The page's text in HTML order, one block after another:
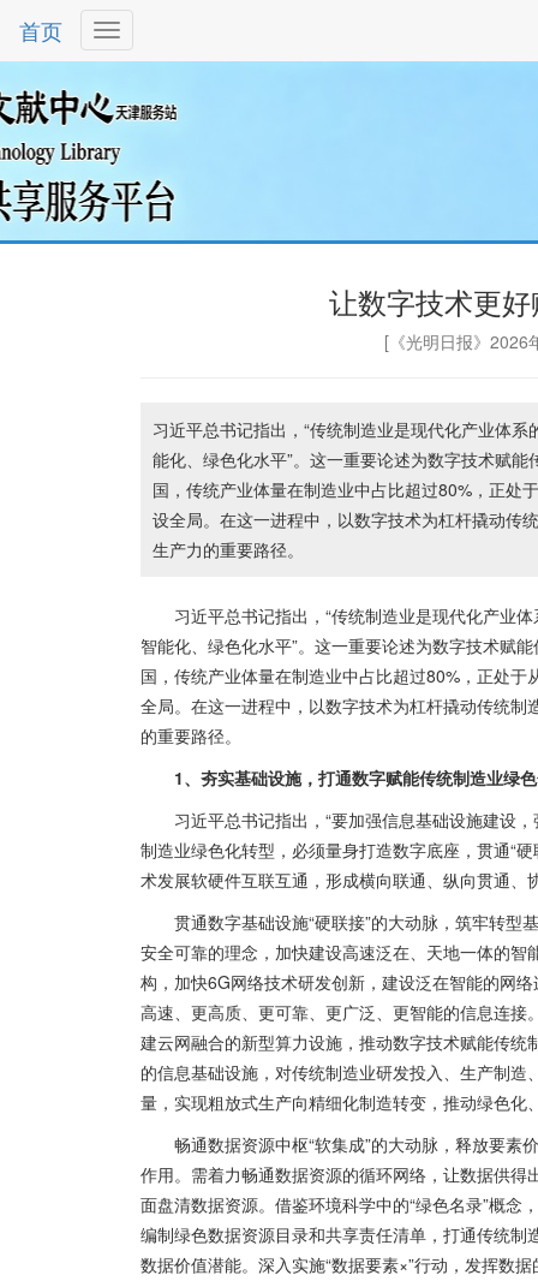
首页
让数字技术更
[《光明日报》2026
习近平总书记指出，“传统制造业是现代化产业体
能化、绿色化水平”。这一重要论述为数字技术赋
国，传统产业体量在制造业中占比超过80%，正处
设全局。在这一进程中，以数字技术为杠杆撬动传
生产力的重要路径。
习近平总书记指出，“传统制造业是现代化产业
智能化、绿色化水平”。这一重要论述为数字技术赋
国，传统产业体量在制造业中占比超过80%，正处于
全局。在这一进程中，以数字技术为杠杆撬动传统制
的重要路径。
1、夯实基础设施，打通数字赋能传统制造业绿
习近平总书记指出，“要加强信息基础设施建设
制造业绿色化转型，必须量身打造数字底座，贯通“
术发展软硬件互联互通，形成横向联通、纵向贯通、
贯通数字基础设施“硬联接”的大动脉，筑牢转
安全可靠的理念，加快建设高速泛在、天地一体的智
构，加快6G网络技术研发创新，建设泛在智能的网
高速、更高质、更可靠、更广泛、更智能的信息连接
建云网融合的新型算力设施，推动数字技术赋能传统
的信息基础设施，对传统制造业研发投入、生产制
量，实现粗放式生产向精细化制造转变，推动绿色化
畅通数据资源中枢“软集成”的大动脉，释放要
作用。需着力畅通数据资源的循环网络，让数据供
面盘清数据资源。借鉴环境科学中的“绿色名录”概
编制绿色数据资源目录和共享责任清单，打通传统
数据价值潜能。深入实施“数据要素×”行动，发挥数